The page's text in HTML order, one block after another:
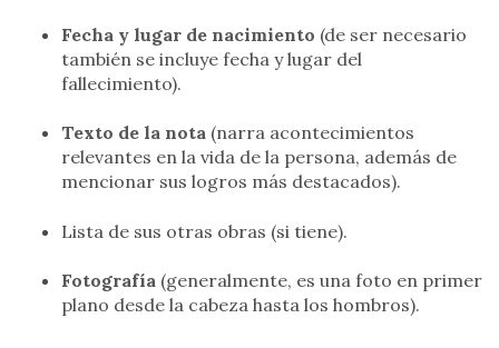
Fecha y lugar de nacimiento (de ser necesario
también se incluye fecha y lugar del
fallecimiento).
Texto de la nota (narra acontecimientos
relevantes en la vida de la persona, además de
mencionar sus logros más destacados).
Lista de sus otras obras (si tiene).
Fotografía (generalmente, es una foto en primer
plano desde la cabeza hasta los hombros).